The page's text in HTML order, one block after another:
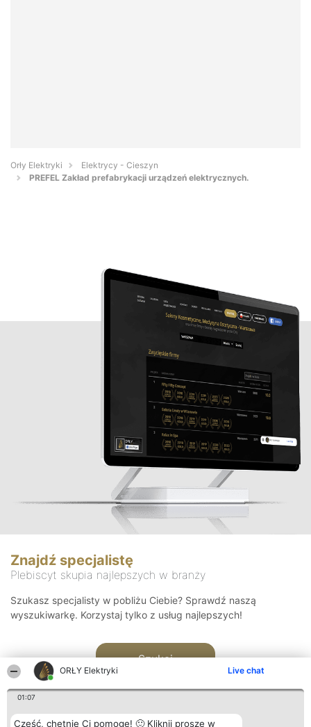
ORŁY Elektryki Live chat
01:07
Cześć, chętnie Ci pomogę! 🙂 Kliknij proszę w
Orły Elektryki
Elektrycy - Cieszyn
PREFEL Zakład prefabrykacji urządzeń elektrycznych.
Znajdź specjalistę
Plebiscyt skupia najlepszych w branży
Szukasz specjalisty w pobliżu Ciebie? Sprawdź naszą
wyszukiwarkę. Korzystaj tylko z usług najlepszych!
Szukaj